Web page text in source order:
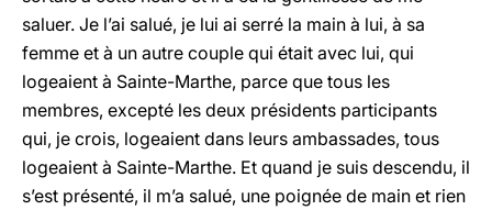
saluer. Je l’ai salué, je lui ai serré la main à lui, à sa
femme et à un autre couple qui était avec lui, qui
logeaient à Sainte-Marthe, parce que tous les
membres, excepté les deux présidents participants
qui, je crois, logeaient dans leurs ambassades, tous
logeaient à Sainte-Marthe. Et quand je suis descendu, il
s’est présenté, il m’a salué, une poignée de main et rien